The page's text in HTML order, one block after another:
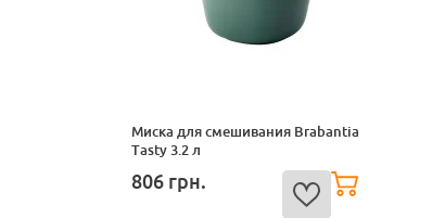
Миска для смешивания Brabantia
Tasty 3.2 л
806 грн.